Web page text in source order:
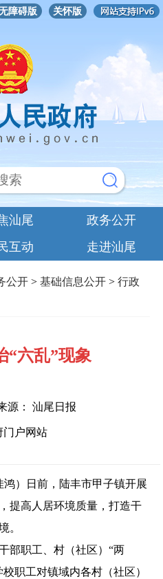
障碍版 关怀版
汕尾
政务公开
互动 走进汕尾
公开 >基础信息公开 >行政
“六乱”现象
源： 汕尾日报
门户网站
）日前，陆丰市甲子镇开展
提高人居环境质量，打造干
。
职工、村（社区）“两
职工对镇域内各村（社区）